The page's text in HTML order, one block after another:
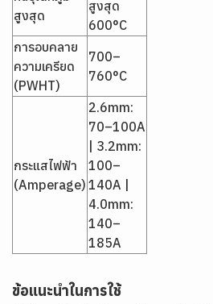
สูงสุด
สูงสุด
600°C
การอบคลาย
ความเครียด
(PWHT)
700–
760°C
กระแสไฟฟ้า
(Amperage)
2.6mm:
70–100A
| 3.2mm:
100–
140A |
4.0mm:
140–
185A
ข้อแนะนำในการใช้